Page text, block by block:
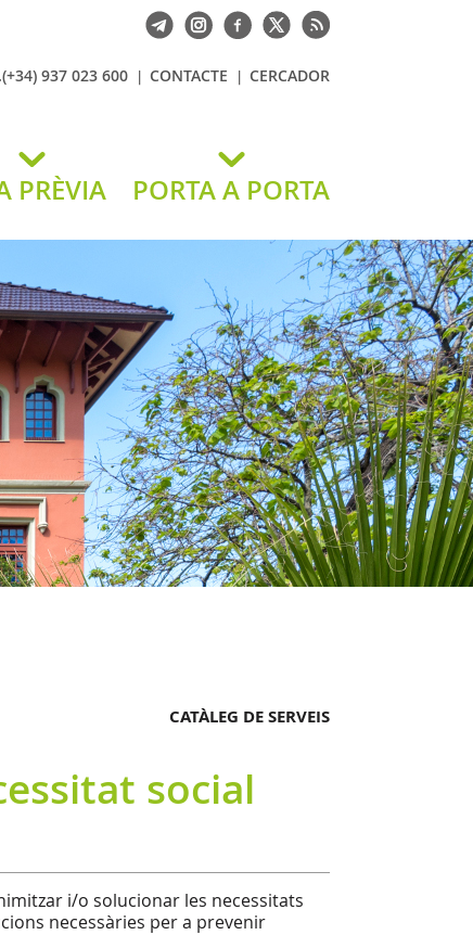
937 023 600 CONTACTE CERCADOR
PRÈVIA PORTA A PORTA
CATÀLEG DE SERVEIS
social
i/o solucionar les necessitats
necessàries per a prevenir